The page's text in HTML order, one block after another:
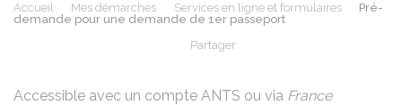
Accueil Mes démarches Services en ligne et formulaires
Pré-
demande pour une demande de 1er passeport
Partager
Accessible avec un compte ANTS ou via France